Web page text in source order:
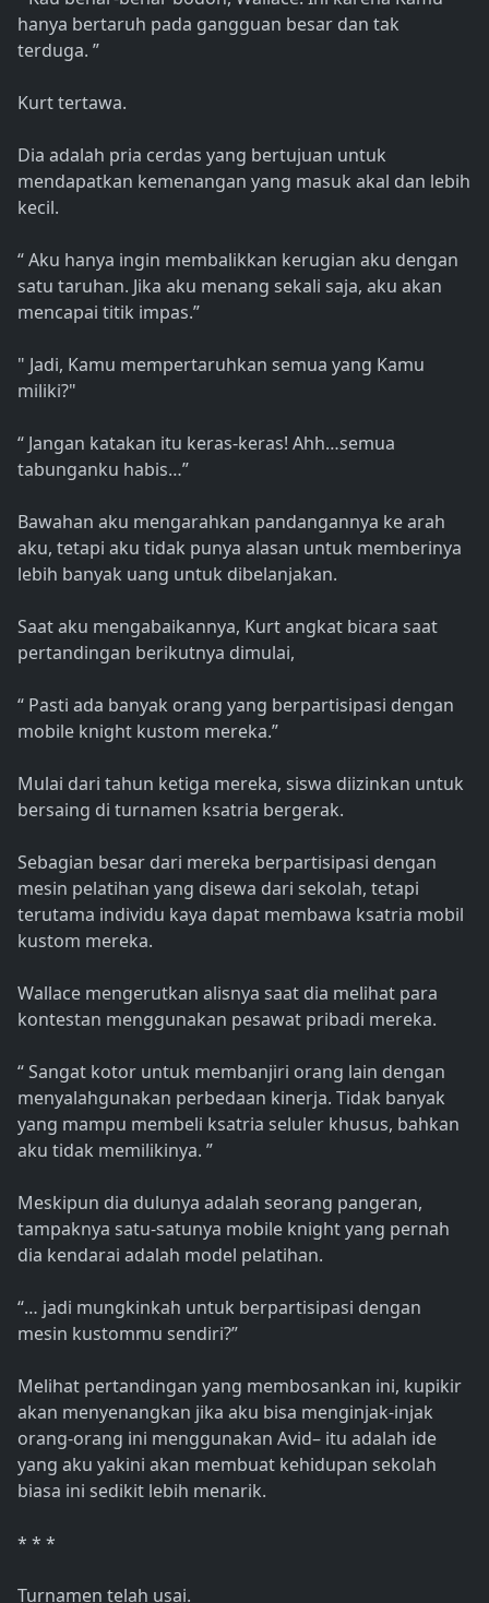
hanya bertaruh pada gangguan besar dan tak
terduga. ”
Kurt tertawa.
Dia adalah pria cerdas yang bertujuan untuk
mendapatkan kemenangan yang masuk akal dan lebih
kecil.
“ Aku hanya ingin membalikkan kerugian aku dengan
satu taruhan. Jika aku menang sekali saja, aku akan
mencapai titik impas.”
" Jadi, Kamu mempertaruhkan semua yang Kamu
miliki?"
“ Jangan katakan itu keras-keras! Ahh…semua
tabunganku habis…”
Bawahan aku mengarahkan pandangannya ke arah
aku, tetapi aku tidak punya alasan untuk memberinya
lebih banyak uang untuk dibelanjakan.
Saat aku mengabaikannya, Kurt angkat bicara saat
pertandingan berikutnya dimulai,
“ Pasti ada banyak orang yang berpartisipasi dengan
mobile knight kustom mereka.”
Mulai dari tahun ketiga mereka, siswa diizinkan untuk
bersaing di turnamen ksatria bergerak.
Sebagian besar dari mereka berpartisipasi dengan
mesin pelatihan yang disewa dari sekolah, tetapi
terutama individu kaya dapat membawa ksatria mobil
kustom mereka.
Wallace mengerutkan alisnya saat dia melihat para
kontestan menggunakan pesawat pribadi mereka.
“ Sangat kotor untuk membanjiri orang lain dengan
menyalahgunakan perbedaan kinerja. Tidak banyak
yang mampu membeli ksatria seluler khusus, bahkan
aku tidak memilikinya. ”
Meskipun dia dulunya adalah seorang pangeran,
tampaknya satu-satunya mobile knight yang pernah
dia kendarai adalah model pelatihan.
“… jadi mungkinkah untuk berpartisipasi dengan
mesin kustommu sendiri?”
Melihat pertandingan yang membosankan ini, kupikir
akan menyenangkan jika aku bisa menginjak-injak
orang-orang ini menggunakan Avid– itu adalah ide
yang aku yakini akan membuat kehidupan sekolah
biasa ini sedikit lebih menarik.
* * *
Turnamen telah usai.